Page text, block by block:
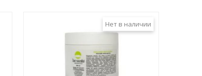
Нет в наличии